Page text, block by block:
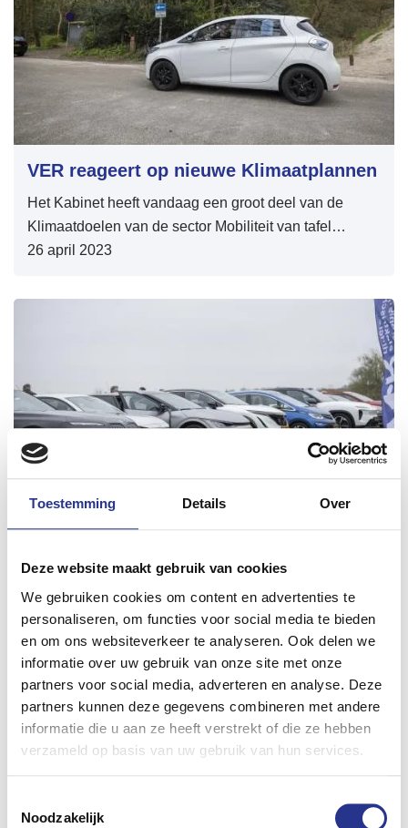
Toestemming Details Over
Deze website maakt gebruik van cookies
We gebruiken cookies om content en advertenties te
personaliseren, om functies voor social media te bieden
en om ons websiteverkeer te analyseren. Ook delen we
informatie over uw gebruik van onze site met onze
partners voor social media, adverteren en analyse. Deze
partners kunnen deze gegevens combineren met andere
informatie die u aan ze heeft verstrekt of die ze hebben
verzameld op basis van uw gebruik van hun services.
Noodzakelijk
VER reageert op nieuwe Klimaatplannen
Het Kabinet heeft vandaag een groot deel van de
Klimaatdoelen van de sector Mobiliteit van tafel
geveegd.
26 april 2023
Het is onze missie om elektrisch, duurzaam en schoon
vervoer zo snel mogelijk betaal- en bereikbaar te
maken voor iedereen. Een geweldig én groots doel,
maar we staan er gelukkig niet alleen voor.
25 april 2023